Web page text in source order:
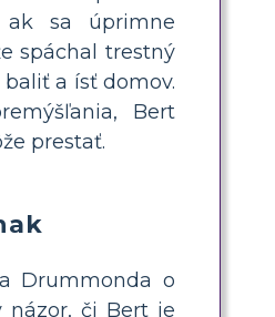
ak sa úprimne
spáchal trestný
a ísť domov.
Bert
prestať.
Drummonda o
názor, či Bert je